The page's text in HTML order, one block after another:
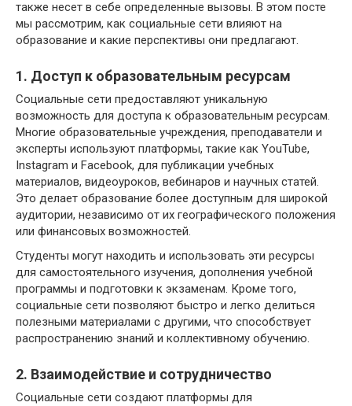
также несет в себе определенные вызовы. В этом посте
мы рассмотрим, как социальные сети влияют на
образование и какие перспективы они предлагают.
1. Доступ к образовательным ресурсам
Социальные сети предоставляют уникальную
возможность для доступа к образовательным ресурсам.
Многие образовательные учреждения, преподаватели и
эксперты используют платформы, такие как YouTube,
Instagram и Facebook, для публикации учебных
материалов, видеоуроков, вебинаров и научных статей.
Это делает образование более доступным для широкой
аудитории, независимо от их географического положения
или финансовых возможностей.
Студенты могут находить и использовать эти ресурсы
для самостоятельного изучения, дополнения учебной
программы и подготовки к экзаменам. Кроме того,
социальные сети позволяют быстро и легко делиться
полезными материалами с другими, что способствует
распространению знаний и коллективному обучению.
2. Взаимодействие и сотрудничество
Социальные сети создают платформы для